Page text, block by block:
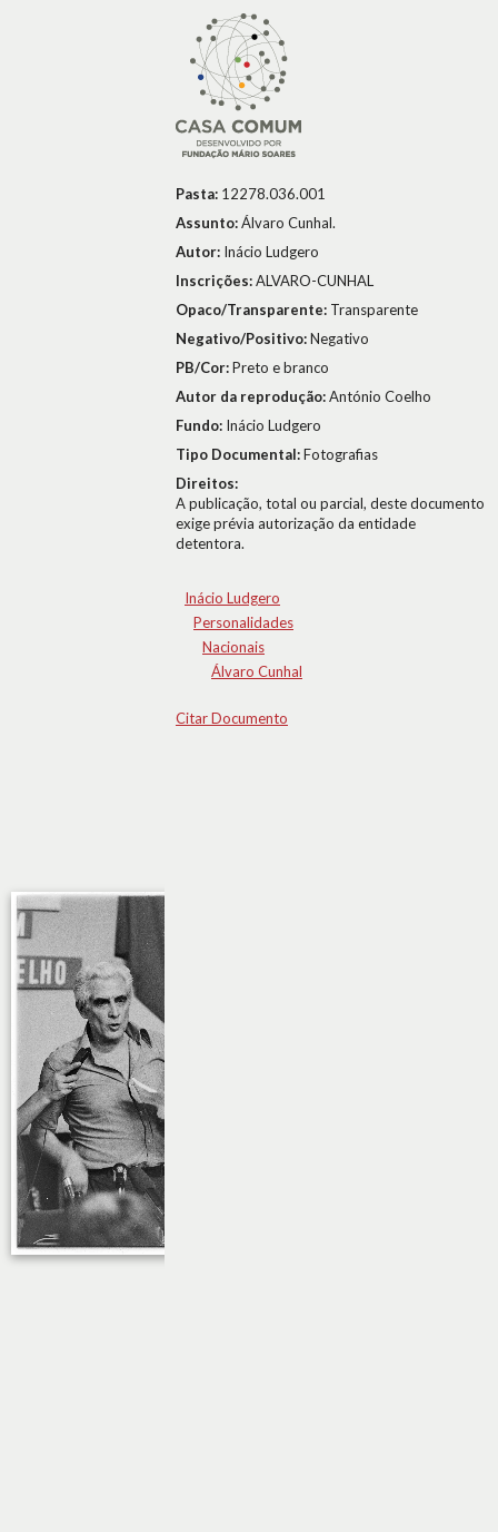
Pasta: 12278.036.001
Assunto:Álvaro Cunhal.
Autor: Inácio Ludgero
Inscrições:ALVARO-CUNHAL
Opaco/Transparente: Transparente
Negativo/Positivo:Negativo
PB/Cor:Preto e branco
Autor da reprodução:António Coelho
Fundo: Inácio Ludgero
Tipo Documental:Fotografias
Direitos:
A publicação, total ou parcial, deste documento
exige prévia autorização da entidade
detentora.
Inácio Ludgero
Personalidades
Nacionais
Álvaro Cunhal
Citar Documento